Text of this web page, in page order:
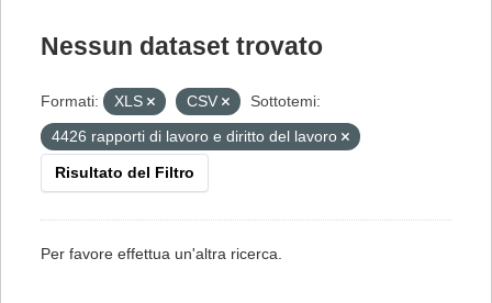
Nessun dataset trovato
Formati: XLS CSV
Sottotemi:
4426 rapporti di lavoro e diritto del lavoro
Risultato del Filtro
Per favore effettua un'altra ricerca.